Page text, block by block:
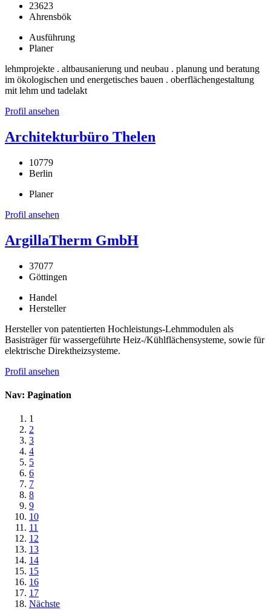
23623
Ahrensbök
Ausführung
Planer
lehmprojekte . altbausanierung und neubau . planung und beratung
im ökologischen und energetisches bauen . oberflächengestaltung
mit lehm und tadelakt
Profil ansehen
Architekturbüro Thelen
10779
Berlin
Planer
Profil ansehen
ArgillaTherm GmbH
37077
Göttingen
Handel
Hersteller
Hersteller von patentierten Hochleistungs-Lehmmodulen als
Basisträger für wassergeführte Heiz-/Kühlflächensysteme, sowie für
elektrische Direktheizsysteme.
Profil ansehen
Nav: Pagination
1
2
3
4
5
6
7
8
9
10
11
12
13
14
15
16
17
Nächste